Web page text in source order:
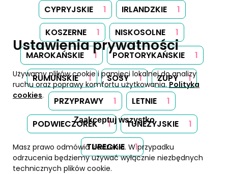
CYPRYJSKIE
1 IRLANDZKIE
1
KOSZERNE
1 NISKOSOLNE
1
MAROKAŃSKIE
1 PORTORYKAŃSKIE
1
RUMUŃSKIE
1 SOSY 1 ZUPY
1
PRZYPRAWY
1 LETNIE
1
PODWIECZOREK
1 TUNEZYJSKIE
1
TURECKIE
1
Ustawienia prywatności
Używamy plików cookie i pamięci lokalnej do analizy
ruchu oraz poprawy komfortu użytkowania.Polityka
cookies.
Zaakceptuj wszystko
Masz prawo odmówić śledzenia. W przypadku
odrzucenia będziemy używać wyłącznie niezbędnych
technicznych plików cookie.